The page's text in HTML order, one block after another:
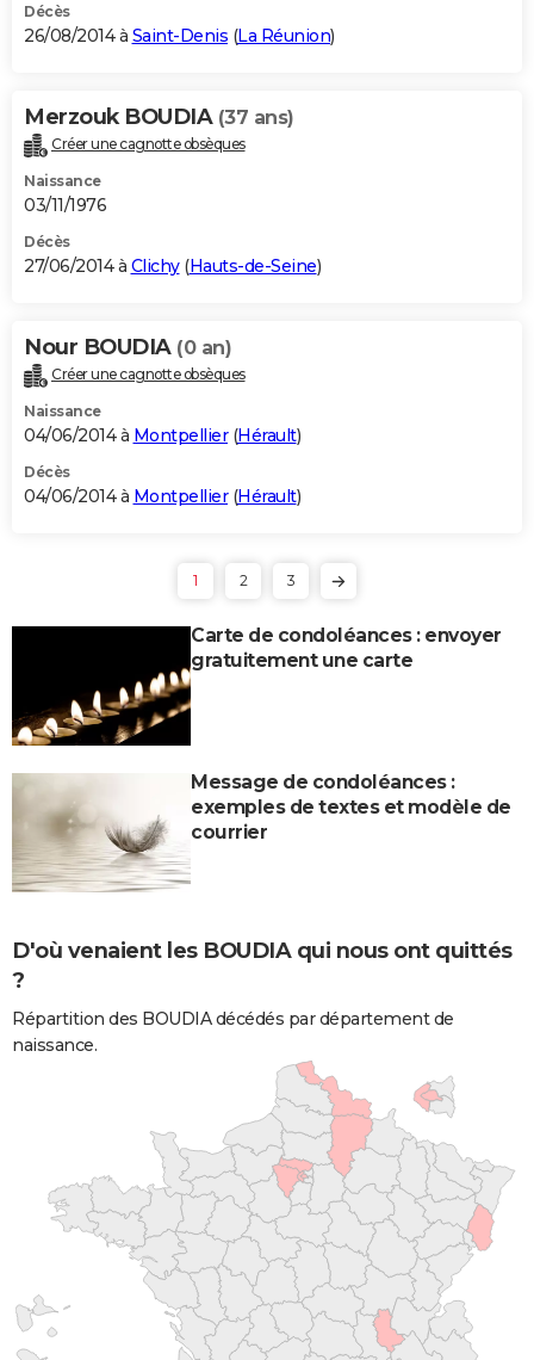
Décès
26/08/2014 à Saint-Denis (La Réunion)
Merzouk BOUDIA (37 ans)
Créer une cagnotte obsèques
Naissance
03/11/1976
Décès
27/06/2014 à Clichy(Hauts-de-Seine)
Nour BOUDIA (0 an)
Créer une cagnotte obsèques
Naissance
04/06/2014 à Montpellier(Hérault)
Décès
04/06/2014 à Montpellier(Hérault)
1 2 3
Carte de condoléances : envoyer
gratuitement une carte
Message de condoléances :
exemples de textes et modèle de
courrier
D'où venaient les BOUDIA qui nous ont quittés
?
Répartition des BOUDIA décédés par département de
naissance.